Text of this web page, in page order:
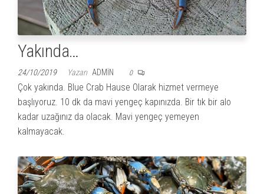
Yakında…
24/10/2019 Yazarı ADMIN 0
Çok yakında. Blue Crab Hause Olarak hizmet vermeye
başlıyoruz. 10 dk da mavi yengeç kapınızda. Bir tık bir alo
kadar uzağınız da olacak. Mavi yengeç yemeyen
kalmayacak.